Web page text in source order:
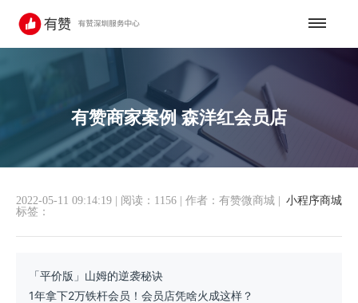
有赞商家案例 森洋红会员店
小程序商城
2022-05-11 09:14:19 阅读：1156 作者：有赞微商城
标签：
「平价版」山姆的逆袭秘诀
1年拿下2万铁杆会员！会员店凭啥火成这样？